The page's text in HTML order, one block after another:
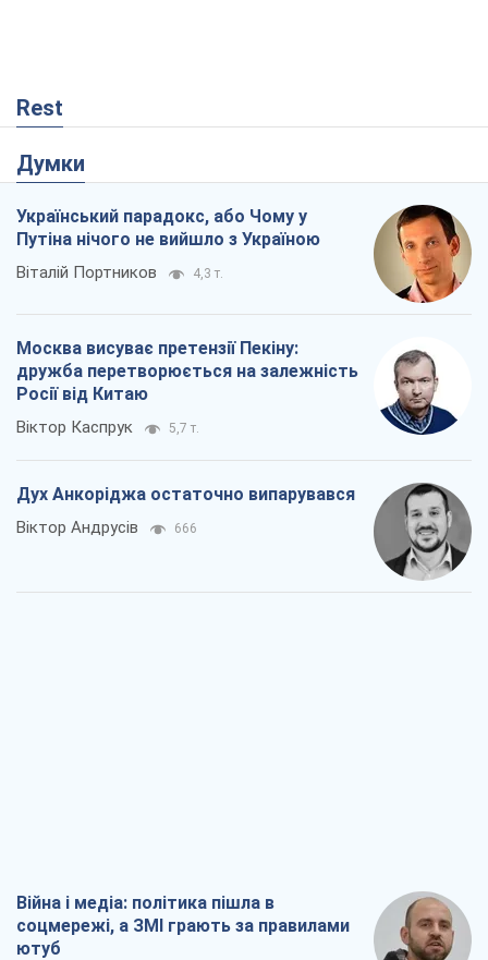
Rest
Думки
Український парадокс, або Чому у
Путіна нічого не вийшло з Україною
Віталій Портников 4,3 т.
Москва висуває претензії Пекіну:
дружба перетворюється на залежність
Росії від Китаю
Віктор Каспрук 5,7 т.
Дух Анкоріджа остаточно випарувався
Віктор Андрусів 666
Війна і медіа: політика пішла в
соцмережі, а ЗМІ грають за правилами
ютуб